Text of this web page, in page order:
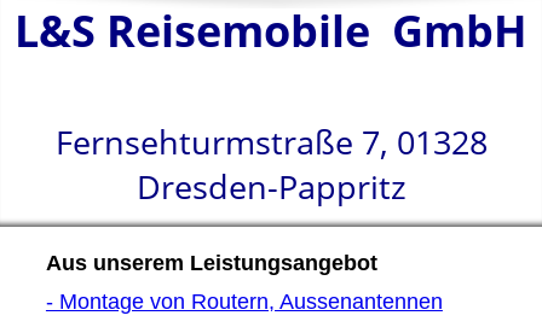
L&S Reisemobile GmbH
Fernsehturmstraße 7, 01328
Dresden-Pappritz
Aus unserem Leistungsangebot
- Montage von Routern, Aussenantennen